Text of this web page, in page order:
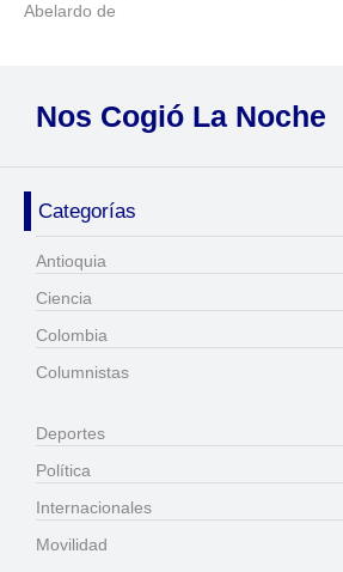
Abelardo de
Nos Cogió La Noche
Categorías
Antioquia
Ciencia
Colombia
Columnistas
Deportes
Política
Internacionales
Movilidad